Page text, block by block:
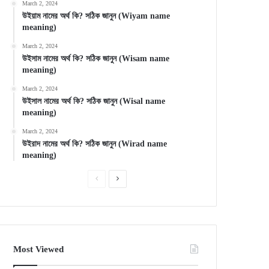
March 2, 2024
উইয়াম নামের অর্থ কি? সঠিক জানুন (Wiyam name
meaning)
March 2, 2024
উইসাম নামের অর্থ কি? সঠিক জানুন (Wisam name
meaning)
March 2, 2024
উইসাল নামের অর্থ কি? সঠিক জানুন (Wisal name
meaning)
March 2, 2024
উইরাদ নামের অর্থ কি? সঠিক জানুন (Wirad name
meaning)
PreviousNext
Most Viewed